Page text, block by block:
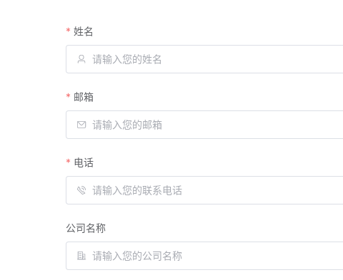
姓名
邮箱
电话
公司名称